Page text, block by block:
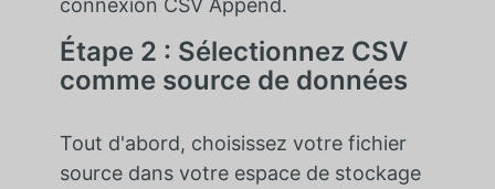
Étape 2 : Sélectionnez CSV
comme source de données
Tout d'abord, choisissez votre fichier
source dans votre espace de stockage